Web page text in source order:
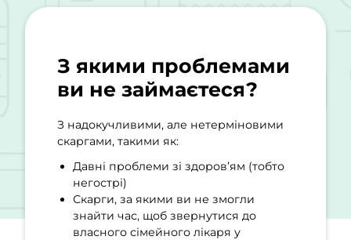
З якими проблемами
ви не займаєтеся?
З надокучливими, але нетерміновими
скаргами, такими як:
Давні проблеми зі здоров’ям (тобто
негострі)
Скарги, за якими ви не змогли
знайти час, щоб звернутися до
власного сімейного лікаря у